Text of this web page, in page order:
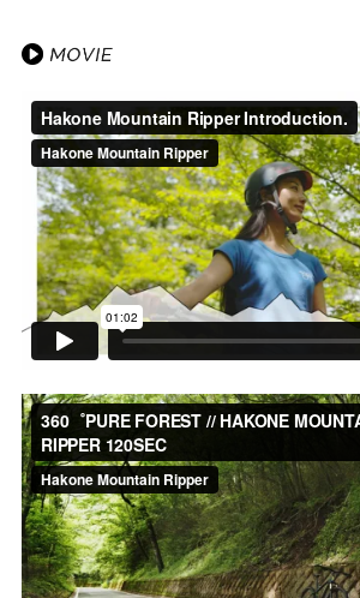
360゜PURE FOREST // HAKONE MOUNTAIN
Mountain Ripperon Vimeo.